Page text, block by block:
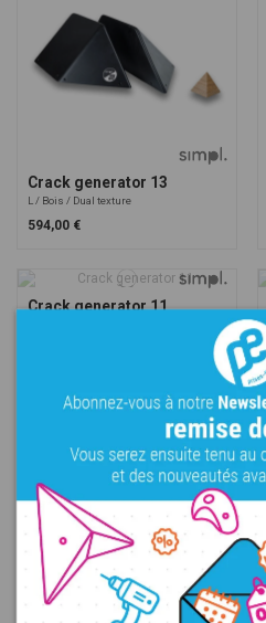
Crack generator 13
L Bois Dual texture
594,00 €
Crack generator 11
Dual texture
Crack generator 8
XXXL Mega Bois Dual texture
2 571,00 €